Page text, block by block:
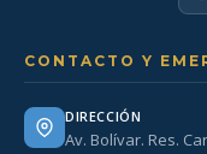
CONTACTO Y
DIRECCIÓN
Av. Bolívar. Res.